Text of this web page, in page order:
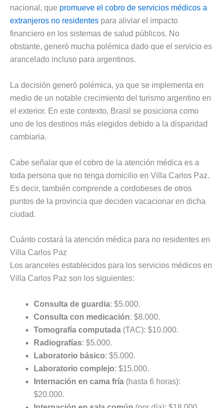
nacional, que promueve el cobro de servicios médicos a
extranjeros no residentes para aliviar el impacto
financiero en los sistemas de salud públicos. No
obstante, generó mucha polémica dado que el servicio es
arancelado incluso para argentinos.
La decisión generó polémica, ya que se implementa en
medio de un notable crecimiento del turismo argentino en
el exterior. En este contexto, Brasil se posiciona como
uno de los destinos más elegidos debido a la disparidad
cambiaria.
Cabe señalar que el cobro de la atención médica es a
toda persona que no tenga domicilio en Villa Carlos Paz.
Es decir, también comprende a cordobeses de otros
puntos de la provincia que deciden vacacionar en dicha
ciudad.
Cuánto costará la atención médica para no residentes en
Villa Carlos Paz
Los aranceles establecidos para los servicios médicos en
Villa Carlos Paz son los siguientes:
Consulta de guardia: $5.000.
Consulta con medicación: $8.000.
Tomografía computada (TAC): $10.000.
Radiografías: $5.000.
Laboratorio básico: $5.000.
Laboratorio complejo: $15.000.
Internación en cama fría (hasta 6 horas):
$20.000.